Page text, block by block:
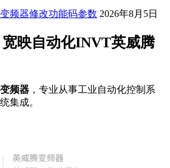
频器修改功能码参数 2026年8月5日
映自动化INVT英威腾
频器 ，专业从事工业自动化控制系
集成。